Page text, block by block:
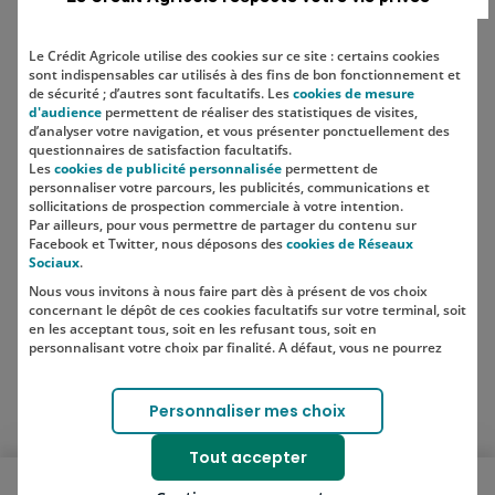
Comment construire sa stratégie
d'épargne ?
SUIVEZ-NOUS SUR LES RÉSEAUX
SOCIAUX
Ouvrir le menu mobile
Le Crédit Agricole utilise des cookies sur ce site : certains cookies
sont indispensables car utilisés à des fins de bon fonctionnement et
de sécurité ; d’autres sont facultatifs. Lescookies de mesure
d'audience permettent de réaliser des statistiques de visites,
d’analyser votre navigation, et vous présenter ponctuellement des
questionnaires de satisfaction facultatifs.
Lescookies de publicité personnalisée permettent de
personnaliser votre parcours, les publicités, communications et
sollicitations de prospection commerciale à votre intention.
Par ailleurs, pour vous permettre de partager du contenu sur
Facebook et Twitter, nous déposons descookies de Réseaux
Sociaux.
Nous vous invitons à nous faire part dès à présent de vos choix
concernant le dépôt de ces cookies facultatifs sur votre terminal, soit
en les acceptant tous, soit en les refusant tous, soit en
personnalisant votre choix par finalité. A défaut, vous ne pourrez
Votre choix est libre et peut être modifié à tout moment, en cliquant
sur le lien "Cookies", en bas de page.
Pour en savoir plus sur les responsables de traitement et les
finalités, cliquez sur "Personnaliser mes choix".
Personnaliser mes choix
Tout accepter